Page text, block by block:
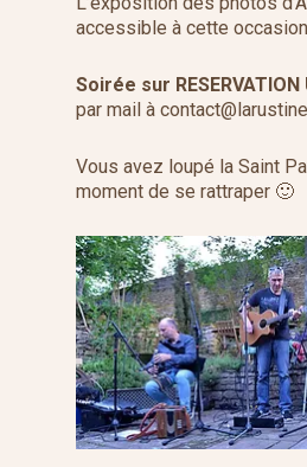
accessible à cette
Soirée sur RESERVATION
par mail à
Vous avez loupé la Saint
moment de se rattraper 🙂